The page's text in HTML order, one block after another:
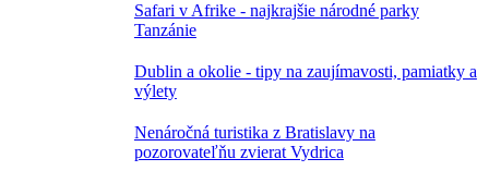
Safari v Afrike - najkrajšie národné parky
Tanzánie
Dublin a okolie - tipy na zaujímavosti, pamiatky a
výlety
Nenáročná turistika z Bratislavy na
pozorovateľňu zvierat Vydrica